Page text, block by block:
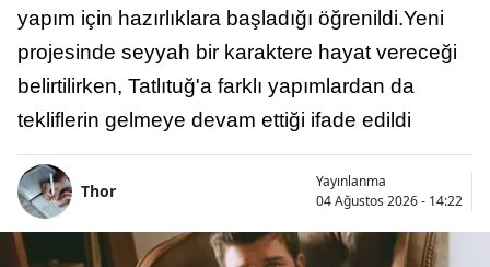
yapım için hazırlıklara başladığı öğrenildi.Yeni
projesinde seyyah bir karaktere hayat vereceği
belirtilirken, Tatlıtuğ'a farklı yapımlardan da
tekliflerin gelmeye devam ettiği ifade edildi
Thor
Yayınlanma
04 Ağustos 2026 - 14:22